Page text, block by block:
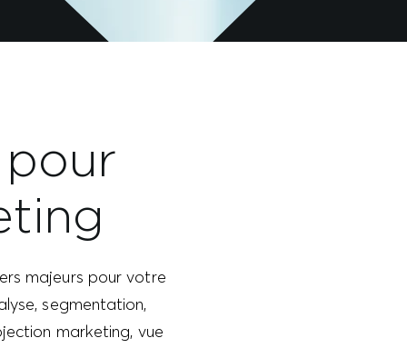
pour
majeurs pour votre
segmentation,
marketing, vue